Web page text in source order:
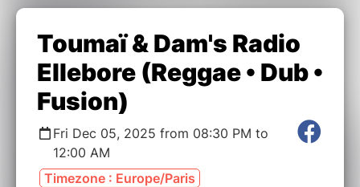
Toumaï & Dam's Radio
Ellebore (Reggae • Dub •
Fusion)
Fri Dec 05, 2025 from 08:30 PM to
12:00 AM
Timezone : Europe/Paris